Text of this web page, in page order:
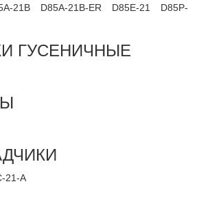
21B D85A-21B-ER D85E-21
D85P-
ГУСЕНИЧНЫЕ
21-A